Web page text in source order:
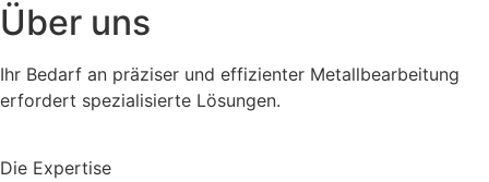
Über uns
Ihr Bedarf an präziser und effizienter Metallbearbeitung
erfordert spezialisierte Lösungen.
Die Expertise